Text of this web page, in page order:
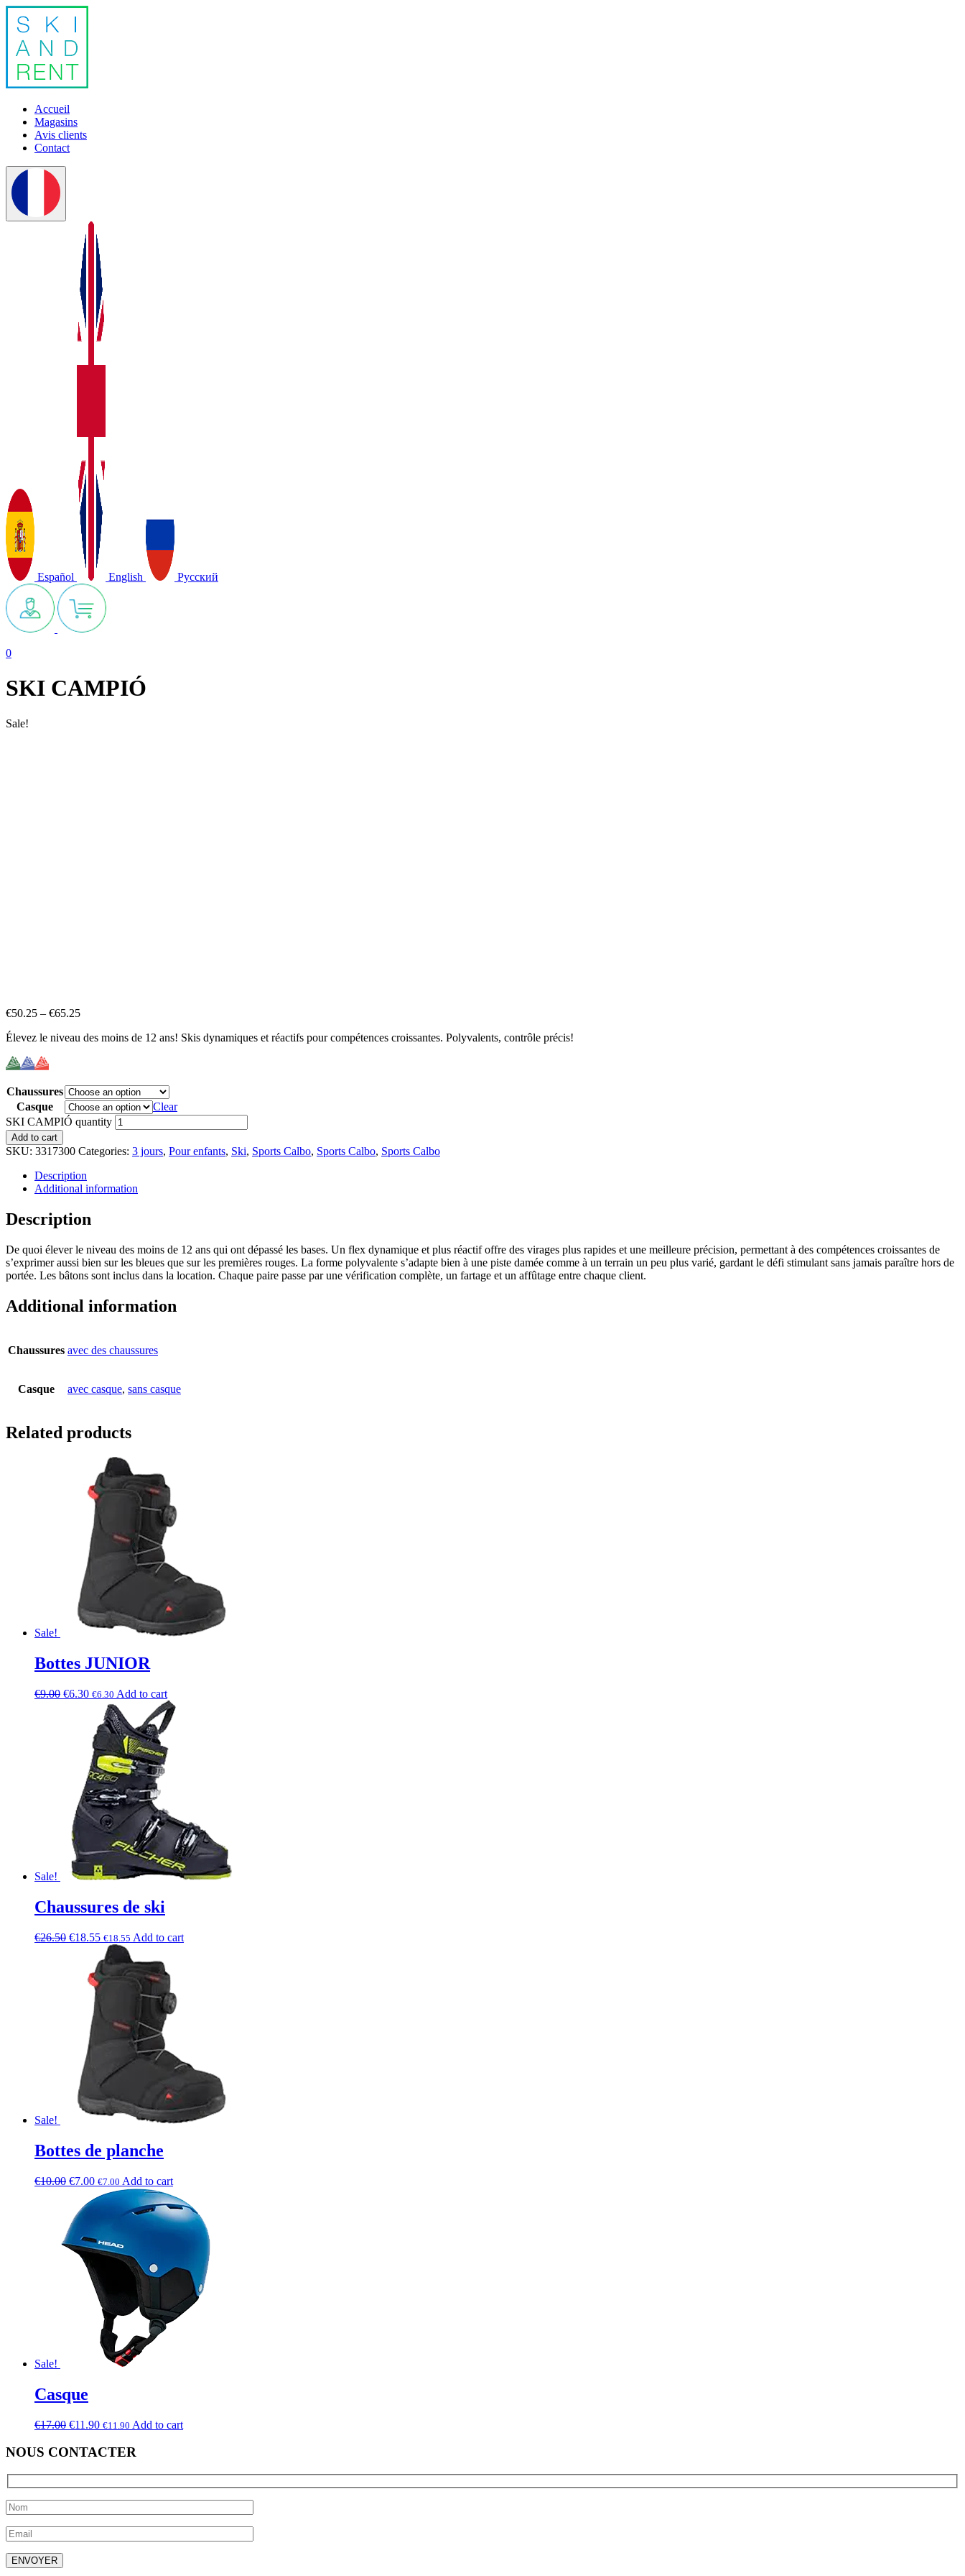
Accueil
Magasins
Avis clients
Contact
Español English Русский
0
SKI CAMPIÓ
Sale!
€50.25 – €65.25
Élevez le niveau des moins de 12 ans! Skis dynamiques et réactifs pour compétences croissantes. Polyvalents, contrôle précis!
Chaussures
Casque
Clear
SKI CAMPIÓ quantity
Add to cart
SKU: 3317300 Categories: 3 jours, Pour enfants, Ski, Sports Calbo, Sports Calbo, Sports Calbo
Description
Additional information
Description
De quoi élever le niveau des moins de 12 ans qui ont dépassé les bases. Un flex dynamique et plus réactif offre des virages plus rapides et une meilleure précision, permettant à des compétences croissantes de
s’exprimer aussi bien sur les bleues que sur les premières rouges. La forme polyvalente s’adapte bien à une piste damée comme à un terrain un peu plus varié, gardant le défi stimulant sans jamais paraître hors de
portée. Les bâtons sont inclus dans la location. Chaque paire passe par une vérification complète, un fartage et un affûtage entre chaque client.
Additional information
Chaussures avec des chaussures
Casque avec casque, sans casque
Related products
Sale!
Bottes JUNIOR
€9.00 €6.30 €6.30 Add to cart
Sale!
Chaussures de ski
€26.50 €18.55 €18.55 Add to cart
Sale!
Bottes de planche
€10.00 €7.00 €7.00 Add to cart
Sale!
Casque
€17.00 €11.90 €11.90 Add to cart
NOUS CONTACTER
Laissez ce champ vide.